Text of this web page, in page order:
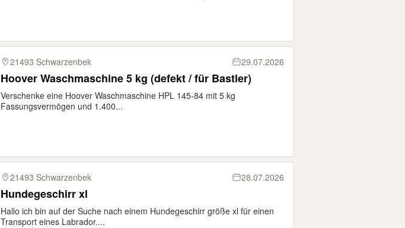
21493 Schwarzenbek 29.07.2026
Hoover Waschmaschine 5 kg (defekt / für Bastler)
Verschenke eine Hoover Waschmaschine HPL 145-84 mit 5 kg
Fassungsvermögen und 1.400...
21493 Schwarzenbek 28.07.2026
Hundegeschirr xl
Hallo ich bin auf der Suche nach einem Hundegeschirr größe xl für einen
Transport eines Labrador....